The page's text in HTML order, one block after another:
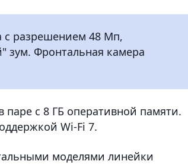
с разрешением 48 Мп,
зум. Фронтальная камера
паре с 8 ГБ оперативной памяти.
Wi-Fi 7.
моделями линейки